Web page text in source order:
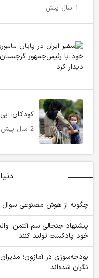
1 سال پیش
کودکان،
2 سال پیش
چگونه از هوش مصنوعی سوال
پیشنهاد جنجالی سم آلتمن:
خود پادکست تولید کنند
بودجه‌سوزی در آمازون؛
نگران شده‌اند